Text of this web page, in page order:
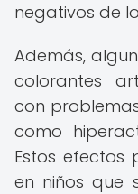
negativos de
Además,
colorantes
con
como
Estos efectos
en niños que